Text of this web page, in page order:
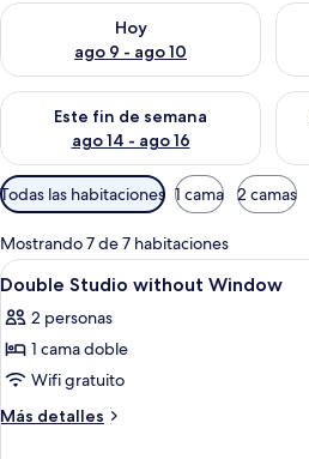
Hoy
ago 9 - ago 10
Consulta la disponibilidad para hoy
Este fin de semana
ago 14 - ago 16
Consulta la disponibilidad para
Filtros
disponibles
para
las
habitaciones
Todas las habitaciones 1 cama 2 camas
Mostrando 7 de 7 habitaciones
Abrir
todas
las
fotos
de
Double
Un
19
Double Studio without Window
2 personas
1 cama doble
Wifi gratuito
Más detalles
Más